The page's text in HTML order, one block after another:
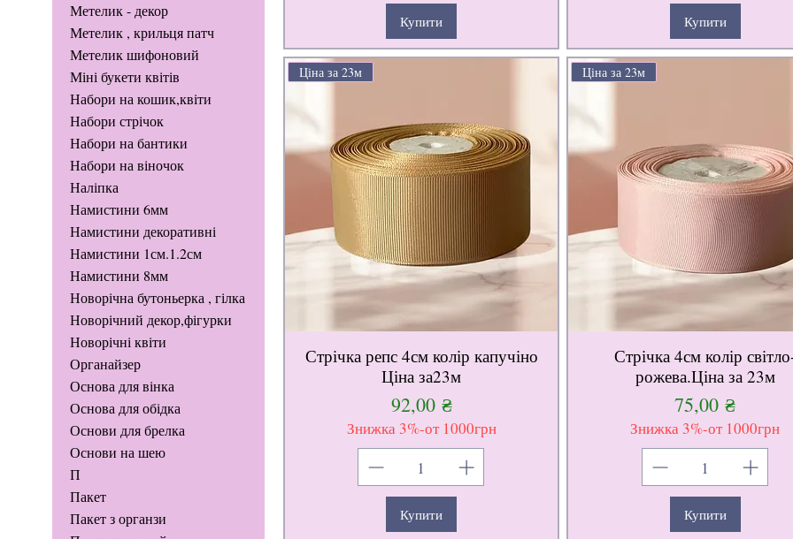
Метелик - декор
Метелик , крильця патч
Метелик шифоновий
Міні букети квітів
Набори на кошик,квіти
Набори стрічок
Набори на бантики
Набори на віночок
Наліпка
Намистини 6мм
Намистини декоративні
Намистини 1см.1.2см
Намистини 8мм
Новорічна бутоньерка , гілка
Новорічний декор,фігурки
Новорічні квіти
Органайзер
Основа для вінка
Основа для обідка
Основи для брелка
Основи на шею
П
Пакет
Пакет з органзи
Купити Купити
Ціна за 23м
Стрічка репс 4см колір капучіно
Ціна за23м
Ціна
92,00 ₴
Знижка 3%-от 1000грн
Купити
Ціна за 23м
Стрічка 4см колір
рожева.Ціна за 23м
Ціна
75,00 ₴
Знижка 3%-от 1000грн
Купити